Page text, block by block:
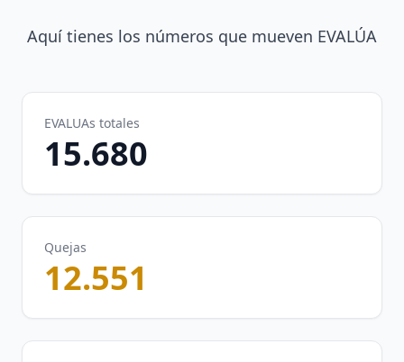
Aquí tienes los números que mueven EVALÚA
EVALUAs totales
15.680
Quejas
12.551